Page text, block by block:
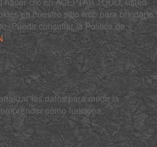
en nuestro sitio web para brindarle
Puede consultar la Política de
los datos para medir la
cómo funciona.